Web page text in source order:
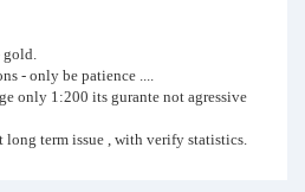
gold.
- only be patience ....
only 1:200 its gurante not agressive
term issue , with verify statistics.